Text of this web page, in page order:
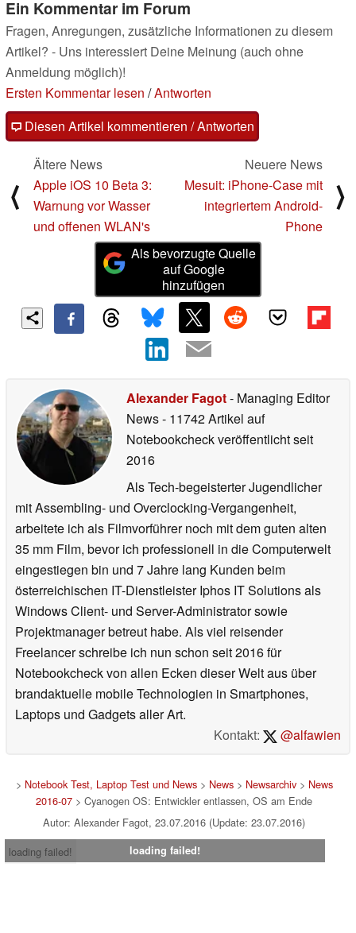
Ein Kommentar im Forum
Fragen, Anregungen, zusätzliche Informationen zu diesem
Artikel? - Uns interessiert Deine Meinung (auch ohne
Anmeldung möglich)!
Ersten Kommentar lesen /Antworten
Diesen Artikel kommentieren / Antworten
⟨
Ältere News
Apple iOS 10 Beta 3:
Warnung vor Wasser
und offenen WLAN's
Neuere News
Mesuit: iPhone-Case mit
integriertem Android-
Phone
⟩
Als bevorzugte Quelle
auf Google
hinzufügen
Alexander Fagot- Managing Editor
News- 11742 Artikel auf
Notebookcheck veröffentlichtseit
2016
Als Tech-begeisterter Jugendlicher
mit Assembling- und Overclocking-Vergangenheit,
arbeitete ich als Filmvorführer noch mit dem guten alten
35 mm Film, bevor ich professionell in die Computerwelt
eingestiegen bin und 7 Jahre lang Kunden beim
österreichischen IT-Dienstleister Iphos IT Solutions als
Windows Client- und Server-Administrator sowie
Projektmanager betreut habe. Als viel reisender
Freelancer schreibe ich nun schon seit 2016 für
Notebookcheck von allen Ecken dieser Welt aus über
brandaktuelle mobile Technologien in Smartphones,
Laptops und Gadgets aller Art.
Kontakt:
@alfawien
> Notebook Test, Laptop Test und News> News> Newsarchiv> News
2016-07 > Cyanogen OS: Entwickler entlassen, OS am Ende
Autor: Alexander Fagot, 23.07.2016 (Update: 23.07.2016)
loading failed!
loading failed!